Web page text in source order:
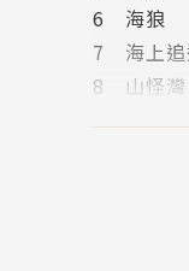
作者
琳恩‧卡
Lene
十五歲
6 海狼
7 海上追
8 山怪灣